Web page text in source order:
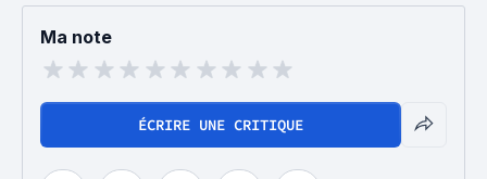
Ma note
ÉCRIRE UNE CRITIQUE